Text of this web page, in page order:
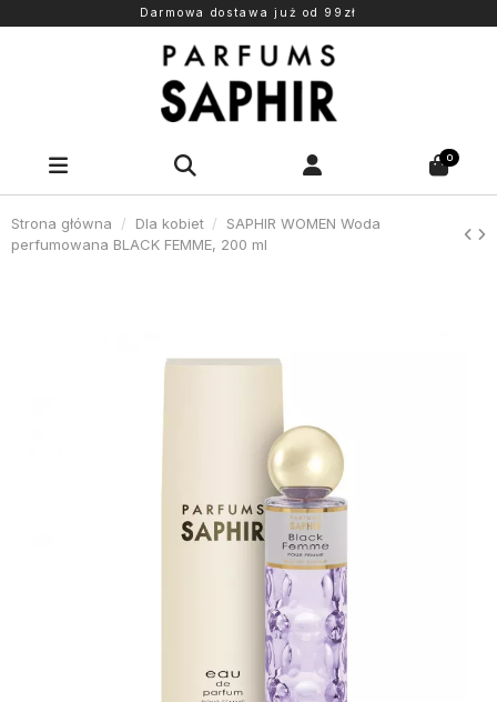
Darmowa dostawa już od 99zł
0
Strona główna Dla kobiet
SAPHIR WOMEN Woda
perfumowana BLACK FEMME, 200 ml